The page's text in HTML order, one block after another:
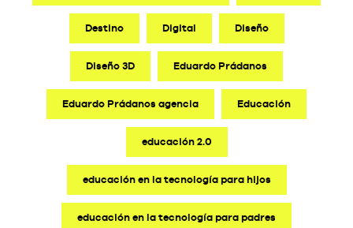
Destino Digital Diseño
Diseño 3D Eduardo Prádanos
Eduardo Prádanos agencia Educación
educación 2.0
educación en la tecnología para hijos
educación en la tecnología para padres